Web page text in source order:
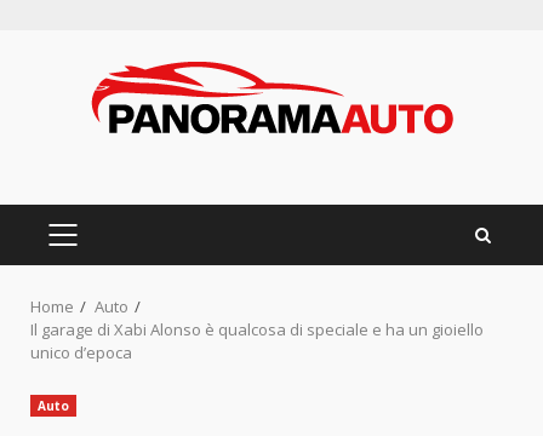
PRIMARY
Home
Auto
Il garage di Xabi Alonso è qualcosa di speciale e ha un gioiello
unico d’epoca
Auto